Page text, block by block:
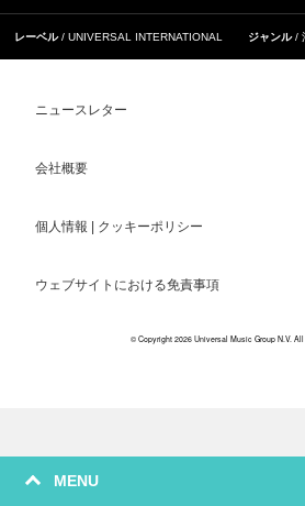
MENU
レーベル UNIVERSAL INTERNATIONAL ジャンル
ニュースレター
会社概要
個人情報 | クッキーポリシー
ウェブサイトにおける免責事項
© Copyright 2026 Universal Music Group N.V.